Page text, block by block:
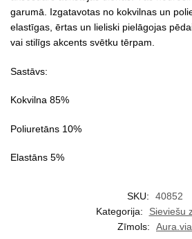
garumā. Izgatavotas no kokvilnas un
elastīgas, ērtas un lieliski pielāgojas
vai stilīgs akcents svētku tērpam.
Sastāvs:
Kokvilna 85%
Poliuretāns 10%
Elastāns 5%
SKU:
40852
Kategorija:
Sieviešu
Zīmols:
Aura.via